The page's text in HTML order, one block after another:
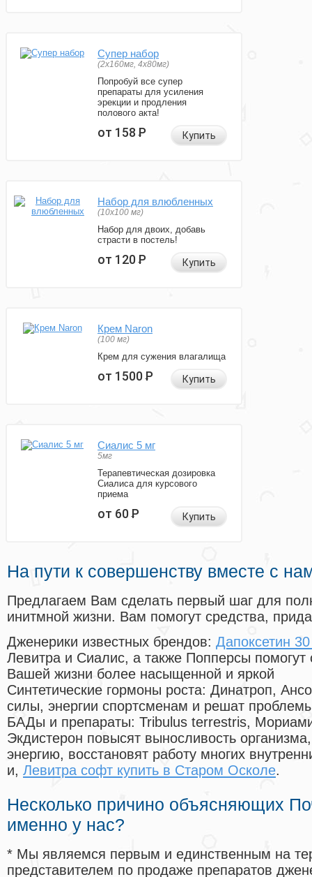
Супер набор
(2х160мг, 4х80мг)
Попробуй все супер
препараты для усиления
эрекции и продления
полового акта!
от 158Р Купить
Набор для влюбленных
(10х100 мг)
Набор для двоих, добавь
страсти в постель!
от 120Р Купить
Крем Naron
(100 мг)
Крем для сужения влагалища
от 1500Р Купить
Сиалис 5 мг
5мг
Терапевтическая дозировка
Сиалиса для курсового
приема
от 60Р Купить
На пути к совершенству вместе с
Предлагаем Вам сделать первый шаг для
инитмной жизни. Вам помогут средства,
Дженерики известных брендов: Дапоксетин
Левитра и Сиалис, а также Попперсы помогут
Вашей жизни более насыщенной и яркой
Синтетические гормоны роста: Динатроп,
силы, энергии спортсменам и решат
БАДы и препараты: Tribulus terrestris,
Экдистерон повысят выносливость
энергию, восстановят работу многих
и, Левитра софт купить в Старом Осколе.
Несколько причино объясняющих
именно у нас?
* Мы являемся первым и единственным на
представителем по продаже препаратов